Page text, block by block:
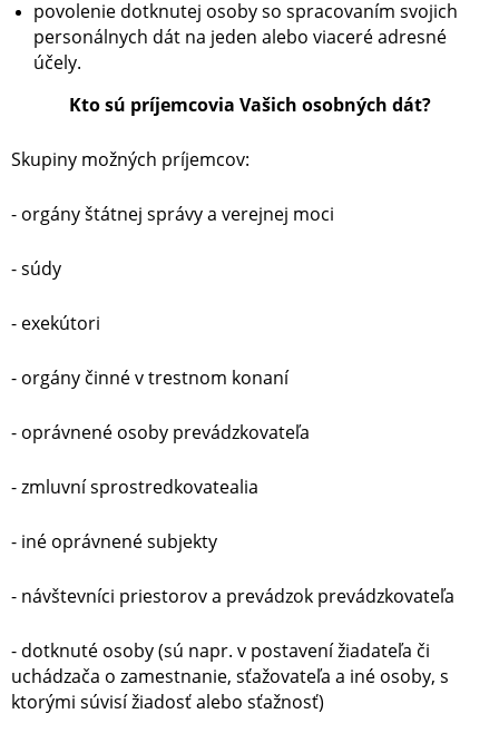
povolenie dotknutej osoby so spracovaním svojich
personálnych dát na jeden alebo viaceré adresné
účely.
Kto sú príjemcovia Vašich osobných dát?
Skupiny možných príjemcov:
- orgány štátnej správy a verejnej moci
- súdy
- exekútori
- orgány činné v trestnom konaní
- oprávnené osoby prevádzkovateľa
- zmluvní sprostredkovatealia
- iné oprávnené subjekty
- návštevníci priestorov a prevádzok prevádzkovateľa
- dotknuté osoby (sú napr. v postavení žiadateľa či
uchádzača o zamestnanie, sťažovateľa a iné osoby, s
ktorými súvisí žiadosť alebo sťažnosť)